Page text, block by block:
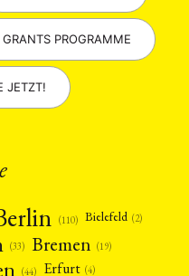
PROGRAMME
JETZT!
(110) Bielefeld (2)
(33) Bremen (19)
(44) Erfurt (4)